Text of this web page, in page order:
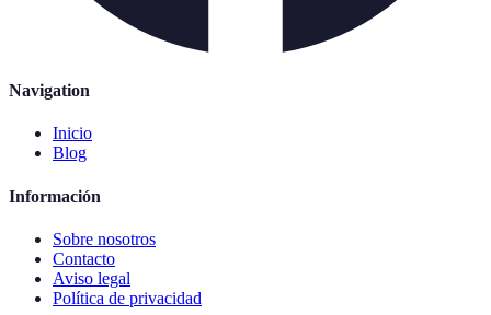
Navigation
Inicio
Blog
Información
Sobre nosotros
Contacto
Aviso legal
Política de privacidad